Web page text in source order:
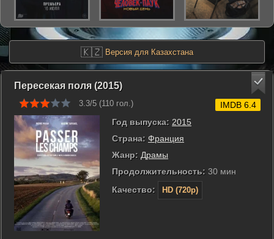
🇰🇿 Версия для Казахстана
Пересекая поля (2015)
3.3/5 (110 гол.)
Год выпуска: 2015
Страна: Франция
Жанр: Драмы
Продолжительность: 30 мин
Качество:
HD (720p)
IMDB 6.4